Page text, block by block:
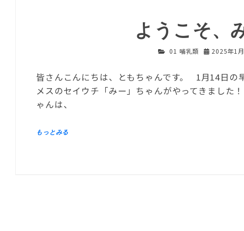
ようこそ、
01 哺乳類 2025年1
皆さんこんにちは、ともちゃんです。 1月14日の
メスのセイウチ「みー」ちゃんがやってきました
ゃんは、